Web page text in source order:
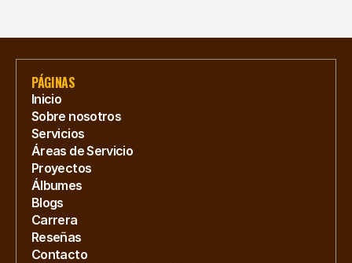
PÁGINAS
Inicio
Sobre nosotros
Servicios
Áreas de Servicio
Proyectos
Álbumes
Blogs
Carrera
Reseñas
Contacto